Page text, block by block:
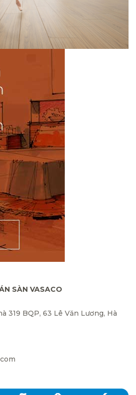
SÀN VASACO
319 BQP, 63 Lê Văn Lương, Hà